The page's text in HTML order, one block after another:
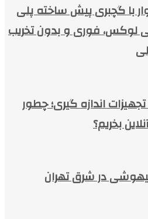
با گچبری پیش ساخته پلی
لوکس، فوری و بدون تخریب
اندازه گیری؛ چطور
بخریم؟
در شرق تهران